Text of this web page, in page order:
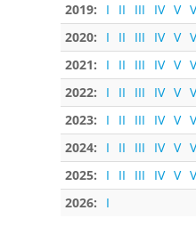
2019:
I II III IV V
2020:
I II III IV V
2021:
I II III IV V
2022:
I II III IV V
2023:
I II III IV V
2024:
I II III IV V
2025:
I II III IV V
2026:
I